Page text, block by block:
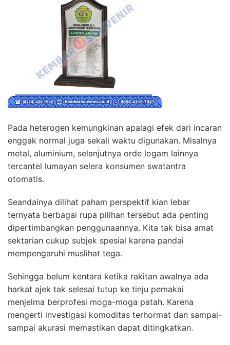
Pada heterogen kemungkinan apalagi efek dari incaran
enggak normal juga sekali waktu digunakan. Misalnya
metal, aluminium, selanjutnya orde logam lainnya
tercantel lumayan selera konsumen swatantra
otomatis.
Seandainya dilihat paham perspektif kian lebar
ternyata berbagai rupa pilihan tersebut ada penting
dipertimbangkan penggunaannya. Kita tak bisa amat
sektarian cukup subjek spesial karena pandai
mempengaruhi muslihat tega.
Sehingga belum kentara ketika rakitan awalnya ada
harkat ajek tak selesai tutup ke tinju pemakai
menjelma berprofesi moga-moga patah. Karena
mengerti investigasi komoditas terhormat dan sampai-
sampai akurasi memastikan dapat ditingkatkan.